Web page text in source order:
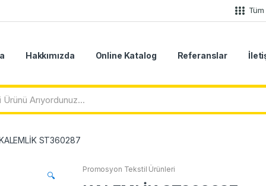
Hakkımızda Online Katalog Referanslar
ST360287
🔍
Promosyon Tekstil Ürünleri